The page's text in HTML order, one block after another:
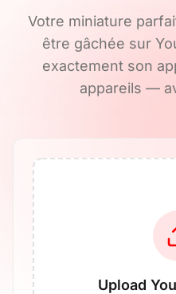
Votre miniature
être gâchée sur
exactement son
appareils —
Upload